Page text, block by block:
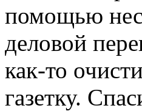
помощью
деловой
как-то
газетку.